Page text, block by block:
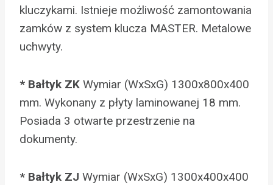
kluczykami. Istnieje możliwość zamontowania
zamków z system klucza MASTER. Metalowe
uchwyty.
* Bałtyk ZK Wymiar (WxSxG) 1300x800x400
mm. Wykonany z płyty laminowanej 18 mm.
Posiada 3 otwarte przestrzenie na
dokumenty.
* Bałtyk ZJ Wymiar (WxSxG) 1300x400x400